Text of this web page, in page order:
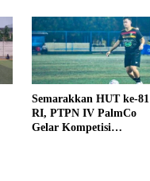
Semarakkan HUT ke-81
RI, PTPN IV PalmCo
Gelar Kompetisi